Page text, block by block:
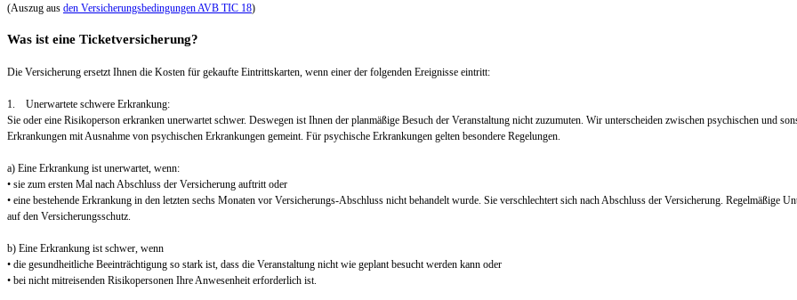
(Auszug aus den Versicherungsbedingungen AVB TIC 18)
Was ist eine Ticketversicherung?
Die Versicherung ersetzt Ihnen die Kosten für gekaufte Eintrittskarten, wenn einer der folgenden Ereignisse eintritt:
1. Unerwartete schwere Erkrankung:
Sie oder eine Risikoperson erkranken unerwartet schwer. Deswegen ist Ihnen der planmäßige Besuch der Veranstaltung nicht zuzumuten. Wir unterscheiden zwischen psychischen und
Erkrankungen mit Ausnahme von psychischen Erkrankungen gemeint. Für psychische Erkrankungen gelten besondere Regelungen.
a) Eine Erkrankung ist unerwartet, wenn:
• sie zum ersten Mal nach Abschluss der Versicherung auftritt oder
• eine bestehende Erkrankung in den letzten sechs Monaten vor Versicherungs-Abschluss nicht behandelt wurde. Sie verschlechtert sich nach Abschluss der Versicherung. Regelmäßige
auf den Versicherungsschutz.
b) Eine Erkrankung ist schwer, wenn
• die gesundheitliche Beeinträchtigung so stark ist, dass die Veranstaltung nicht wie geplant besucht werden kann oder
• bei nicht mitreisenden Risikopersonen Ihre Anwesenheit erforderlich ist.